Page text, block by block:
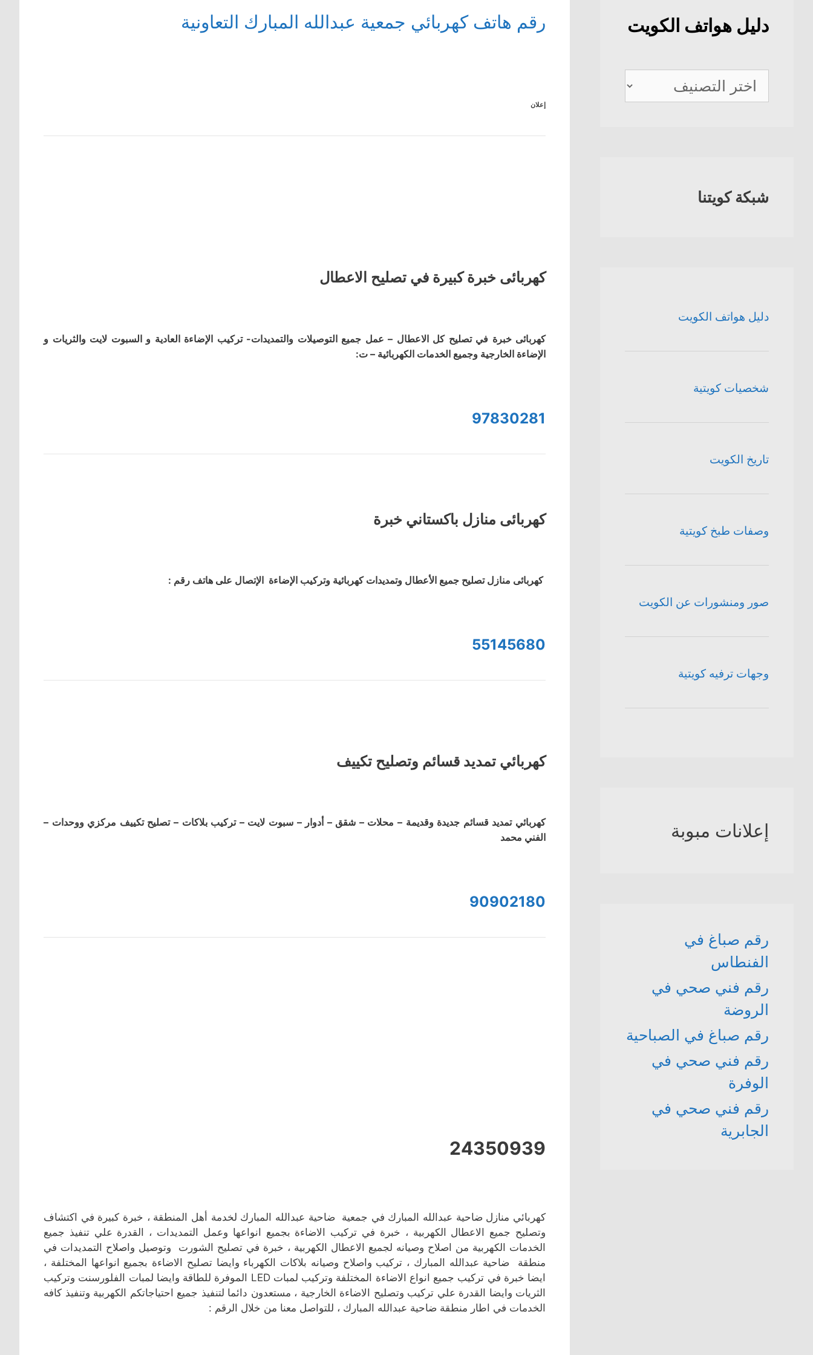
رقم هاتف كهربائي جمعية عبدالله المبارك التعاونية
إعلان
كهربائى خبرة كبيرة في تصليح الاعطال
كهربائى خبرة في تصليح كل الاعطال – عمل جميع التوصيلات والتمديدات- تركيب الإضاءة العادية و السبوت لايت والثريات و
الإضاءة الخارجية وجميع الخدمات الكهربائية – ت:
97830281
كهربائى منازل باكستاني خبرة
كهربائى منازل تصليح جميع الأعطال وتمديدات كهربائية وتركيب الإضاءة الإتصال على هاتف رقم :
55145680
كهربائي تمديد قسائم وتصليح تكييف
كهربائي تمديد قسائم جديدة وقديمة – محلات – شقق – أدوار – سبوت لايت – تركيب بلاكات – تصليح تكييف مركزي ووحدات –
الفني محمد
90902180
24350939
كهربائي منازل ضاحية عبدالله المبارك في جمعية ضاحية عبدالله المبارك لخدمة أهل المنطقة ، خبرة كبيرة في اكتشاف
وتصليح جميع الاعطال الكهربية ، خبرة في تركيب الاضاءة بجميع انواعها وعمل التمديدات ، القدرة علي تنفيذ جميع
الخدمات الكهربية من اصلاح وصيانه لجميع الاعطال الكهربية ، خبرة في تصليح الشورت وتوصيل واصلاح التمديدات في
منطقة ضاحية عبدالله المبارك ، تركيب واصلاح وصيانه بلاكات الكهرباء وايضا تصليح الاضاءة بجميع انواعها المختلفة ،
ايضا خبرة في تركيب جميع انواع الاضاءة المختلفة وتركيب لمبات LED الموفرة للطاقة وايضا لمبات الفلورسنت وتركيب
الثريات وايضا القدرة علي تركيب وتصليح الاضاءة الخارجية ، مستعدون دائما لتنفيذ جميع احتياجاتكم الكهربية وتنفيذ كافه
الخدمات في اطار منطقة ضاحية عبدالله المبارك ، للتواصل معنا من خلال الرقم :
دليل هواتف الكويت
دليل
هواتف
شبكة كويتنا
دليل هواتف الكويت
شخصيات كويتية
تاريخ الكويت
وصفات طبخ كويتية
صور ومنشورات عن الكويت
وجهات ترفيه كويتية
إعلانات مبوبة
رقم صباغ في
الفنطاس
رقم فني صحي في
الروضة
رقم صباغ في الصباحية
رقم فني صحي في
الوفرة
رقم فني صحي في
الجابرية